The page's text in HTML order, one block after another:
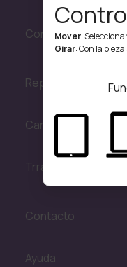
Convocatorias
Repositorio
Canal 23
Trransmisiones en
Contacto
Ayuda
Mover:
Girar: Con la